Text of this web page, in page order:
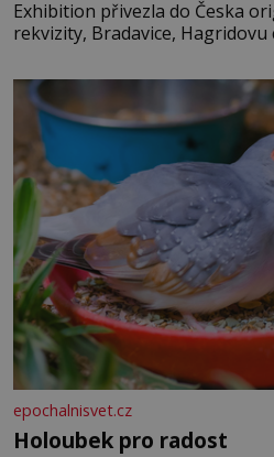
Exhibition přivezla do Česka
rekvizity, Bradavice, Hagridovu
epochalnisvet.cz
Holoubek pro radost